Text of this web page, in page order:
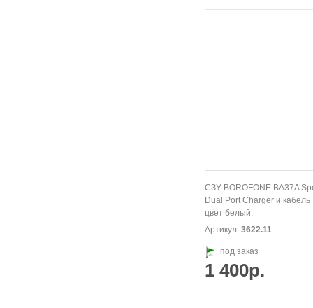
СЗУ BOROFONE BA37A
Dual Port Charger и кабель
цвет белый.
Артикул: 3622.11
под заказ
1 400р.